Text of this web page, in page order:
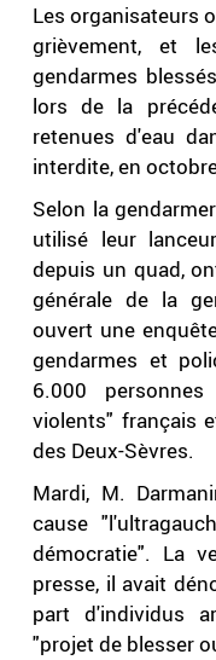
Les organisateurs
grièvement, et
gendarmes
lors de la
retenues d'eau
interdite, en
Selon la
utilisé leur
depuis un quad,
générale de la
ouvert une
gendarmes et
6.000
violents" français
des Deux-Sèvres.
Mardi, M.
cause
démocratie". La
presse, il avait
part d'individus
"projet de blesser